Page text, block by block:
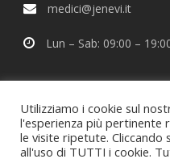
medici@jenevi.it
Lun – Sab: 09:00 –
Utilizziamo i cookie sul
l'esperienza più pertinente
le visite ripetute. Cliccando
all'uso di TUTTI i cookie.